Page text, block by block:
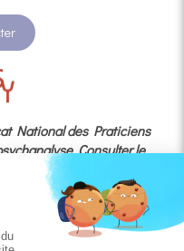
National des Praticiens
Consulter le
de recourir au
dédié à la médiation de la